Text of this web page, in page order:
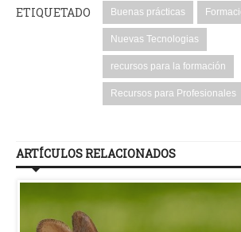
ETIQUETADO Buenas prácticas
Nuevas Tecnologias
recursos para la formación
Recursos para Profesionales
ARTÍCULOS RELACIONADOS